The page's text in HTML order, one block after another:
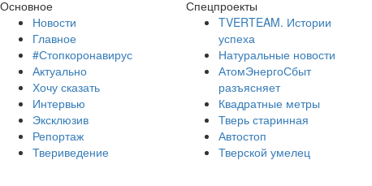
Основное
Новости
Главное
#Стопкоронавирус
Актуально
Хочу сказать
Интервью
Эксклюзив
Репортаж
Твериведение
Спецпроекты
TVERTEAM. Истории
успеха
Натуральные новости
АтомЭнергоСбыт
разъясняет
Квадратные метры
Тверь старинная
Автостоп
Тверской умелец